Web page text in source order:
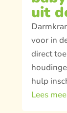
uit
voor in
direct
hulp
Lees